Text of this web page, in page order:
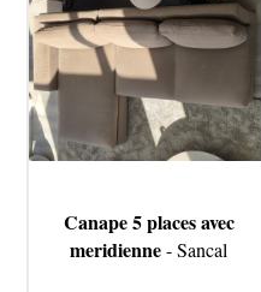
Canape 5 places avec
meridienne- Sancal